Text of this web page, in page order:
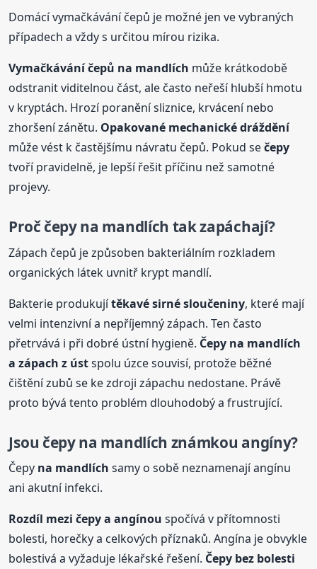
Domácí vymačkávání čepů je možné jen ve vybraných
případech a vždy s určitou mírou rizika.
Vymačkávání čepů na mandlích může krátkodobě
odstranit viditelnou část, ale často neřeší hlubší hmotu
v kryptách. Hrozí poranění sliznice, krvácení nebo
zhoršení zánětu. Opakované mechanické dráždění
může vést k častějšímu návratu čepů. Pokud sečepy
tvoří pravidelně, je lepší řešit příčinu než samotné
projevy.
Proččepyna mandlích tak zapáchají?
Zápach čepů je způsoben bakteriálním rozkladem
organických látek uvnitř krypt mandlí.
Bakterie produkujítěkavé sirné sloučeniny, které mají
velmi intenzivní a nepříjemný zápach. Ten často
přetrvává i při dobré ústní hygieně. Čepy na mandlích
a zápach z ústspolu úzce souvisí, protože běžné
čištění zubů se ke zdroji zápachu nedostane. Právě
proto bývá tento problém dlouhodobý a frustrující.
Jsou čepyna mandlích známkou angíny?
Čepy na mandlích samy o sobě neznamenají angínu
ani akutní infekci.
Rozdíl mezičepya angínou spočívá v přítomnosti
bolesti, horečky a celkových příznaků. Angína je obvykle
bolestivá a vyžaduje lékařské řešení. Čepy bez bolesti